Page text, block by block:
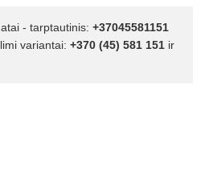
- tarptautinis: +37045581151
variantai: +370 (45) 581 151 ir